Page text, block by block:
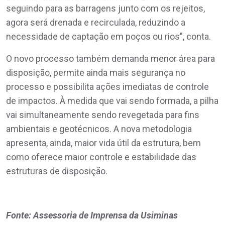
seguindo para as barragens junto com os rejeitos,
agora será drenada e recirculada, reduzindo a
necessidade de captação em poços ou rios”, conta.
O novo processo também demanda menor área para
disposição, permite ainda mais segurança no
processo e possibilita ações imediatas de controle
de impactos. À medida que vai sendo formada, a pilha
vai simultaneamente sendo revegetada para fins
ambientais e geotécnicos. A nova metodologia
apresenta, ainda, maior vida útil da estrutura, bem
como oferece maior controle e estabilidade das
estruturas de disposição.
Fonte: Assessoria de Imprensa da Usiminas